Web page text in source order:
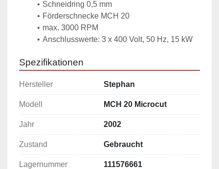
Schneidring 0,5 mm
Förderschnecke MCH 20
max. 3000 RPM
Anschlusswerte: 3 x 400 Volt, 50 Hz, 15 kW
Spezifikationen
Hersteller Stephan
Modell MCH 20 Microcut
Jahr 2002
Zustand Gebraucht
Lagernummer 111576661